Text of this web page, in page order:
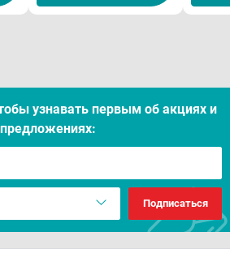
узнавать первым об акцияx и
предложениях:
Подписаться